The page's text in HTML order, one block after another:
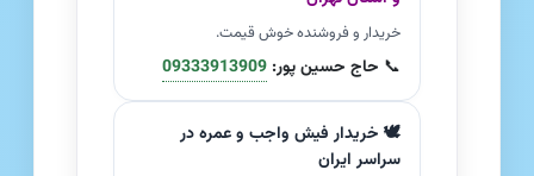
خریدار و فروشنده خوش قیمت.
📞 حاج حسین پور: 09333913909
🕊️ خریدار فیش واجب و عمره در
سراسر ایران